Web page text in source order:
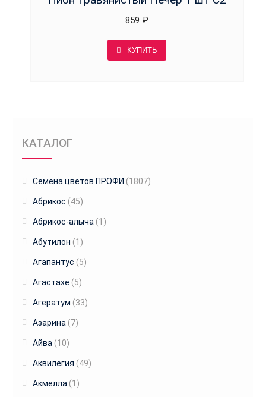
859 ₽
КУПИТЬ
КАТАЛОГ
Cемена цветов ПРОФИ (1807)
Абрикос (45)
Абрикос-алыча (1)
Абутилон (1)
Агапантус (5)
Агастахе (5)
Агератум (33)
Азарина (7)
Айва (10)
Аквилегия (49)
Акмелла (1)